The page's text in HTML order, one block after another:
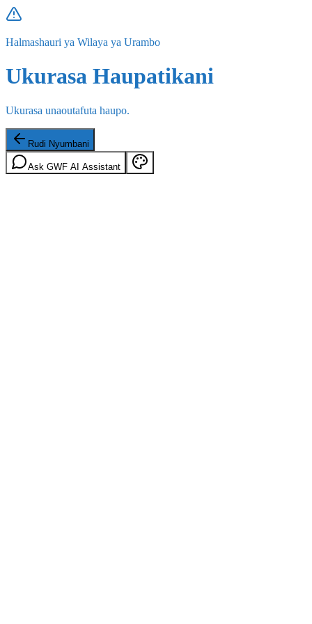
Halmashauri ya Wilaya ya Urambo
Ukurasa Haupatikani
Ukurasa unaoutafuta haupo.
Rudi Nyumbani
Ask GWF AI Assistant